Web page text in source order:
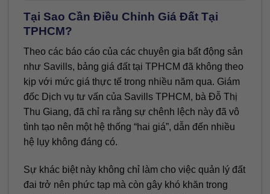
Tại Sao Cần Điều Chỉnh Giá Đất Tại
TPHCM?
Theo các báo cáo của các chuyên gia bất động sản
như Savills, bảng giá đất tại TPHCM đã không theo
kịp với mức giá thực tế trong nhiều năm qua. Giám
đốc Dịch vụ tư vấn của Savills TPHCM, bà Đỗ Thị
Thu Giang, đã chỉ ra rằng sự chênh lệch này đã vô
tình tạo nên một hệ thống “hai giá”, dẫn đến nhiều
hệ lụy không đáng có.
Sự khác biệt này không chỉ làm cho việc quản lý đất
đai trở nên phức tạp mà còn gây khó khăn trong